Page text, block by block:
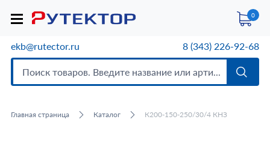
0
ekb@rutector.ru 8 (343) 226-92-68
Главная страница Каталог К200-150-250/30/4 КНЗ